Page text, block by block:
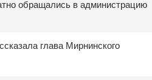
обращались в администрацию
глава Мирнинского